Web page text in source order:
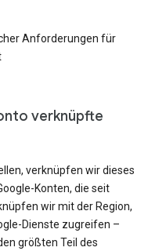
Anforderungen für
verknüpfte
verknüpfen wir dieses
Konten, die seit
wir mit der Region,
Dienste zugreifen –
größten Teil des